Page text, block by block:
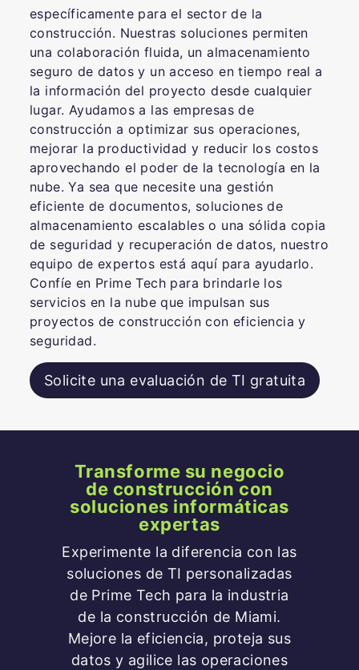
específicamente para el sector de la
construcción. Nuestras soluciones permiten
una colaboración fluida, un almacenamiento
seguro de datos y un acceso en tiempo real a
la información del proyecto desde cualquier
lugar. Ayudamos a las empresas de
construcción a optimizar sus operaciones,
mejorar la productividad y reducir los costos
aprovechando el poder de la tecnología en la
nube. Ya sea que necesite una gestión
eficiente de documentos, soluciones de
almacenamiento escalables o una sólida copia
de seguridad y recuperación de datos, nuestro
equipo de expertos está aquí para ayudarlo.
Confíe en Prime Tech para brindarle los
servicios en la nube que impulsan sus
proyectos de construcción con eficiencia y
seguridad.
Solicite una evaluación de TI gratuita
Transforme su negocio
de construcción con
soluciones informáticas
expertas
Experimente la diferencia con las
soluciones de TI personalizadas
de Prime Tech para la industria
de la construcción de Miami.
Mejore la eficiencia, proteja sus
datos y agilice las operaciones